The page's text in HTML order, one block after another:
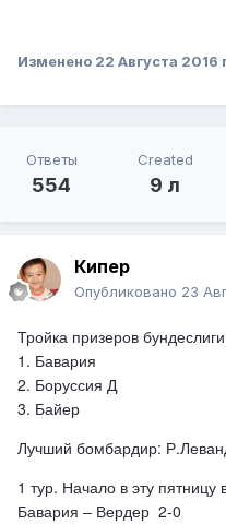
Изменено 22 Августа 2016
Ответы
554
Created
9 л
Кипер
Опубликовано 23
Тройка призеров
1. Бавария
2. Боруссия Д
3. Байер
Лучший бомбардир:
1 тур. Начало в эту пятницу
Бавария – Вердер 2-0